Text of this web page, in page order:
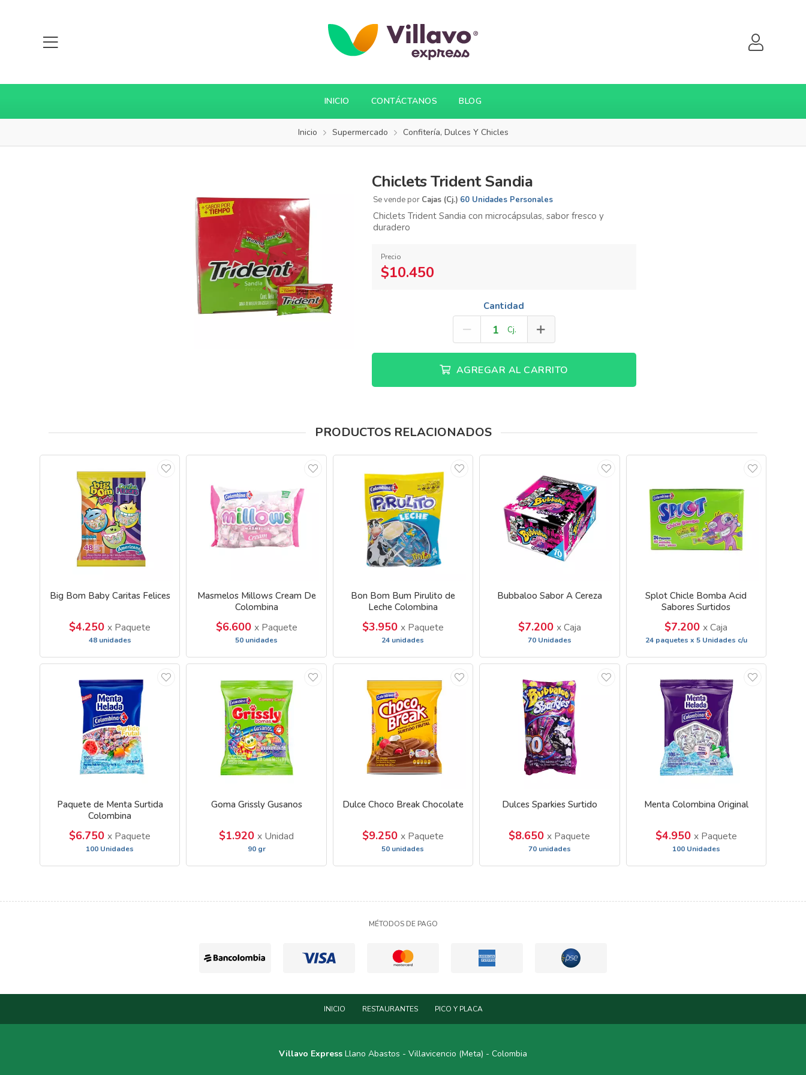
INICIO CONTÁCTANOS BLOG
Inicio Supermercado Confitería, Dulces Y Chicles
Chiclets Trident Sandia
Se vende por Cajas (Cj.) 60 Unidades Personales
Chiclets Trident Sandia con microcápsulas, sabor fresco y
duradero
Precio
$10.450
Cantidad
Cj.
AGREGAR AL CARRITO
PRODUCTOS RELACIONADOS
Big Bom Baby Caritas Felices
$4.250x Paquete
48 unidades
Masmelos Millows Cream De
Colombina
$6.600 x Paquete
50 unidades
Bon Bom Bum Pirulito de
Leche Colombina
$3.950 x Paquete
24 unidades
Bubbaloo Sabor A Cereza
$7.200 x Caja
70 Unidades
Splot Chicle Bomba Acid
Sabores Surtidos
$7.200x Caja
24 paquetes x 5 Unidades c/u
Paquete de Menta Surtida
Colombina
$6.750x Paquete
100 Unidades
Goma Grissly Gusanos
$1.920x Unidad
90 gr
Dulce Choco Break Chocolate
$9.250 x Paquete
50 unidades
Dulces Sparkies Surtido
$8.650x Paquete
70 unidades
Menta Colombina Original
$4.950 x Paquete
100 Unidades
MÉTODOS DE PAGO
INICIO RESTAURANTES PICO Y PLACA
Villavo Express Llano Abastos - Villavicencio (Meta) - Colombia